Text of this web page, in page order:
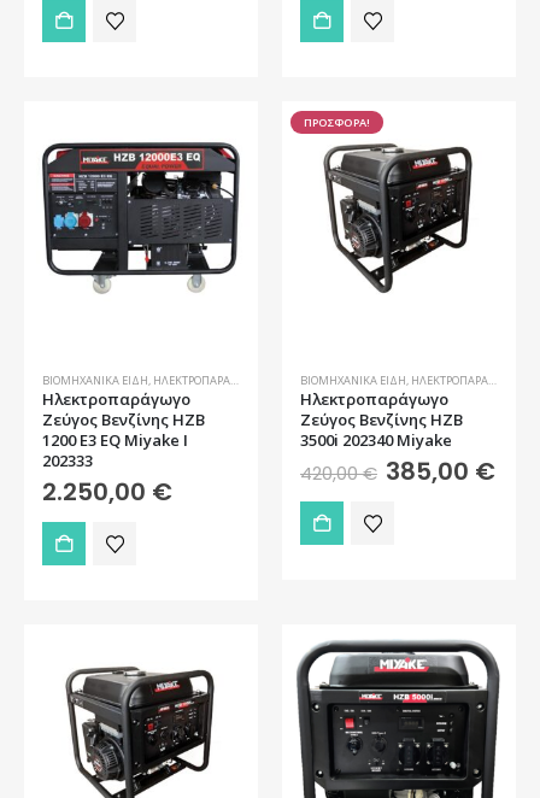
589,00 €.
ΒΙΟΜΗΧΑΝΙΚΆ ΕΊΔΗ, ΗΛΕΚΤΡΟΠΑΡΆΓΩΓΑ ΖΕΎΓΗ
Ηλεκτροπαράγωγο
Ζεύγος Βενζίνης HZB
1200 E3 EQ Miyake ǀ
202333
2.250,00 €
ΠΡΟΣΦΟΡΑ!
ΒΙΟΜΗΧΑΝΙΚΆ ΕΊΔΗ, ΗΛΕΚΤΡΟΠΑΡΆΓΩΓΑ ΖΕΎΓΗ
Ηλεκτροπαράγωγο
Ζεύγος Βενζίνης HZB
3500i 202340 Miyake
420,00€ Original
price
385,00 €Η